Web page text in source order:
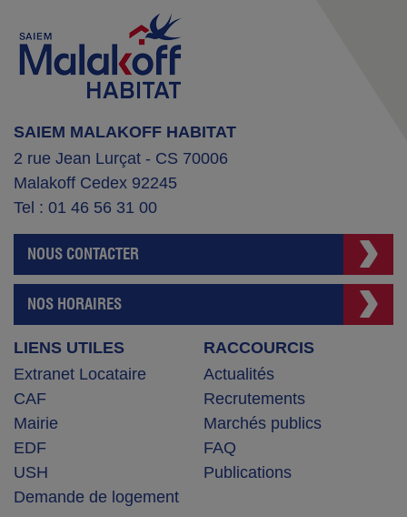
SAIEM MALAKOFF HABITAT
2 rue Jean Lurçat - CS 70006
Malakoff Cedex 92245
Tel : 01 46 56 31 00
NOUS CONTACTER
NOS HORAIRES
LIENS UTILES
Extranet Locataire
CAF
Mairie
EDF
USH
Demande de logement
RACCOURCIS
Actualités
Recrutements
Marchés publics
FAQ
Publications